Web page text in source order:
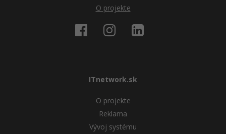
O projekte
ITnetwork.sk
O projekte
Reklama
Vývoj systému